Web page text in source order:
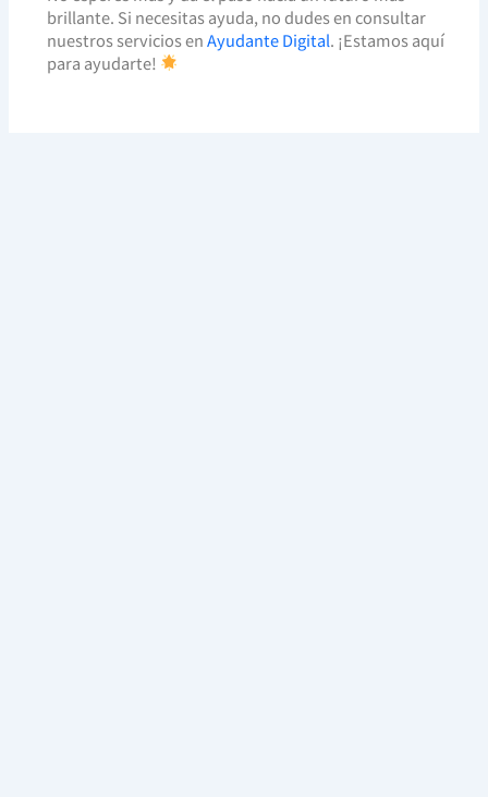
brillante. Si necesitas ayuda, no dudes en consultar
nuestros servicios enAyudante Digital. ¡Estamos aquí
para ayudarte!